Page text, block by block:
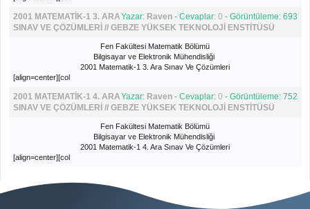
Yazar: Raven- Cevaplar: 0 - Görüntüleme: 693
2001 MATEMATİK-1 3. ARA
SINAV VE ÇÖZÜMLERİ // GEBZE YÜKSEK TEKNOLOJİ ENSTİTÜSÜ
Fen Fakültesi Matematik Bölümü
Bilgisayar ve Elektronik Mühendisliği
2001 Matematik-1 3. Ara Sınav Ve Çözümleri
[align=center][col
Yazar: Raven- Cevaplar: 0 - Görüntüleme: 752
2001 MATEMATİK-1 4. ARA
SINAV VE ÇÖZÜMLERİ // GEBZE YÜKSEK TEKNOLOJİ ENSTİTÜSÜ
Fen Fakültesi Matematik Bölümü
Bilgisayar ve Elektronik Mühendisliği
2001 Matematik-1 4. Ara Sınav Ve Çözümleri
[align=center][col